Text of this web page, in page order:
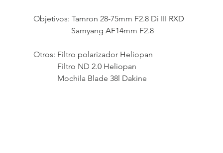
Objetivos: Tamron 28-75mm F2.8 Di III RXD
                   Samyang AF14mm F2.8
Otros: Filtro polarizador Heliopan
            Filtro ND 2.0 Heliopan
            Mochila Blade 38l Dakine